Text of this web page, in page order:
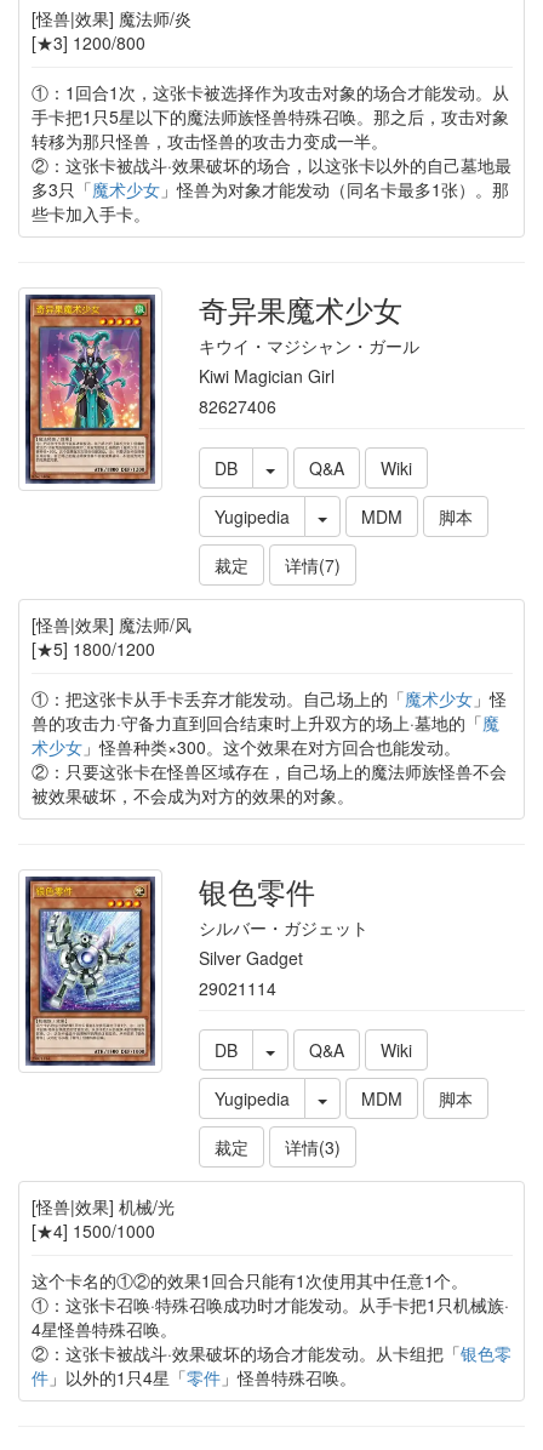
[怪兽|效果] 魔法师/炎
[★3] 1200/800
①：1回合1次，这张卡被选择作为攻击对象的场合才能发动。从
手卡把1只5星以下的魔法师族怪兽特殊召唤。那之后，攻击对象
转移为那只怪兽，攻击怪兽的攻击力变成一半。
②：这张卡被战斗·效果破坏的场合，以这张卡以外的自己墓地最
多3只「魔术少女」怪兽为对象才能发动（同名卡最多1张）。那
些卡加入手卡。
奇异果魔术少女
キウイ・マジシャン・ガール
Kiwi Magician Girl
82627406
DB Q&A
Wiki
Yugipedia
MDM
脚本
裁定
详情(7)
[怪兽|效果] 魔法师/风
[★5] 1800/1200
①：把这张卡从手卡丢弃才能发动。自己场上的「魔术少女」怪
兽的攻击力·守备力直到回合结束时上升双方的场上·墓地的「魔
术少女」怪兽种类×300。这个效果在对方回合也能发动。
②：只要这张卡在怪兽区域存在，自己场上的魔法师族怪兽不会
被效果破坏，不会成为对方的效果的对象。
银色零件
シルバー・ガジェット
Silver Gadget
29021114
DB Q&A
Wiki
Yugipedia
MDM
脚本
裁定
详情(3)
[怪兽|效果] 机械/光
[★4] 1500/1000
这个卡名的①②的效果1回合只能有1次使用其中任意1个。
①：这张卡召唤·特殊召唤成功时才能发动。从手卡把1只机械族·
4星怪兽特殊召唤。
②：这张卡被战斗·效果破坏的场合才能发动。从卡组把「银色零
件」以外的1只4星「零件」怪兽特殊召唤。